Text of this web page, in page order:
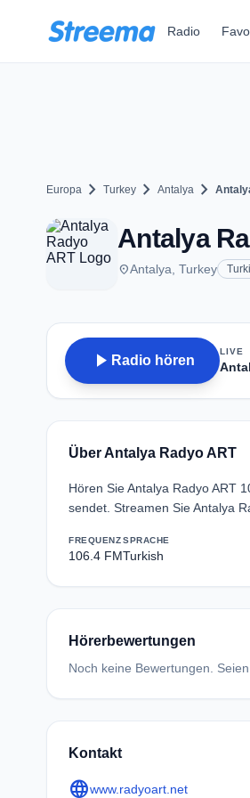
Radio
Europa chevron_right Turkey chevron_right Antalya chevron_right
Antalya
placeAntalya, Turkey
play_arrow Radio hören
LIVE
Über Antalya Radyo ART
Hören Sie Antalya Radyo ART
sendet. Streamen Sie Antalya
FREQUENZ
106.4 FM
SPRACHE
Turkish
Hörerbewertungen
Noch keine Bewertungen.
Kontakt
languagewww.radyoart.net